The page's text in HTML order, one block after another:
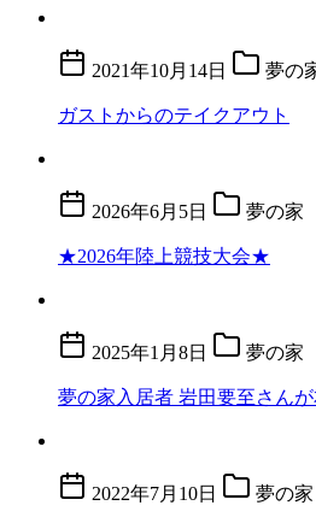
2021年10月14日 夢の
ガストからのテイクアウト
2026年6月5日 夢の家
★2026年陸上競技大会★
2025年1月8日 夢の家
夢の家入居者 岩田要至さんが
2022年7月10日 夢の家